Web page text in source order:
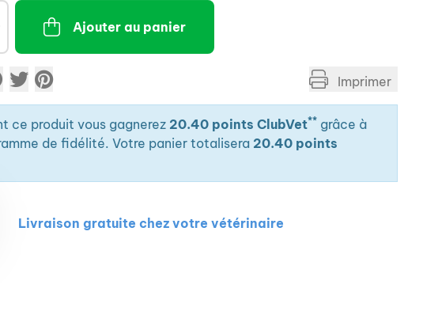
Ajouter au panier
Imprimer
ce produit vous gagnerez 20.40 points ClubVet** grâce à
de fidélité. Votre panier totalisera 20.40 points
Livraison gratuite chez votre vétérinaire